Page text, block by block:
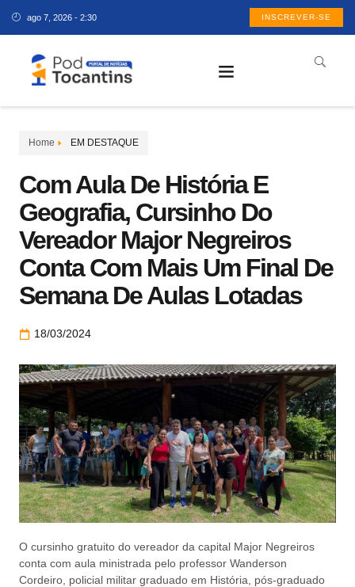
ago 7, 2026 - 2:30 INSCREVER-SE
Home EM DESTAQUE
Com Aula De História E
Geografia, Cursinho Do
Vereador Major Negreiros
Conta Com Mais Um Final De
Semana De Aulas Lotadas
18/03/2024
O cursinho gratuito do vereador da capital Major Negreiros
conta com aula ministrada pelo professor Wanderson
Cordeiro, policial militar graduado em História, pós-graduado